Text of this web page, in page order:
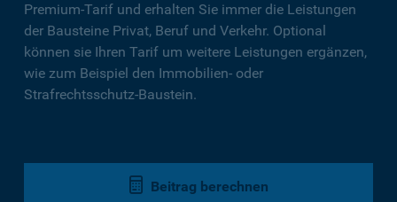
Premium-Tarif und erhalten Sie immer die Leistungen
der Bausteine Privat, Beruf und Verkehr. Optional
können sie Ihren Tarif um weitere Leistungen ergänzen,
wie zum Beispiel den Immobilien- oder
Strafrechtsschutz-Baustein.
Beitrag berechnen